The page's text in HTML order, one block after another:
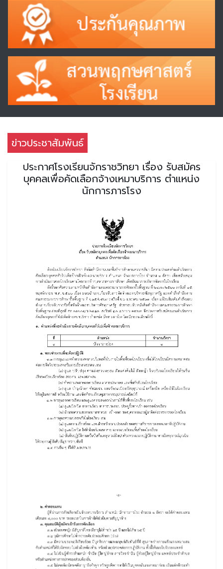
ข่าวประชาสัมพันธ์
ประกาศโรงเรียนจักราชวิทยา เรื่อง รับสมัคร
บุคคลเพื่อคัดเลือกจ้างเหมาบริการ ตำแหน่ง
นักการภารโรง